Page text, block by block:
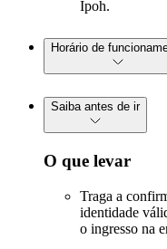
Ipoh.
Horário de
Saiba antes de ir
O que levar
Traga a
identidade
o ingresso na